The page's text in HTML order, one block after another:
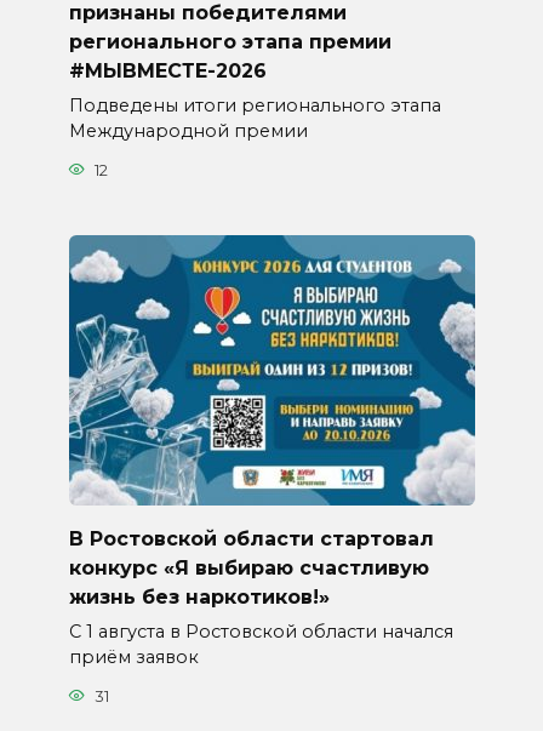
признаны победителями
регионального этапа премии
#МЫВМЕСТЕ-2026
Подведены итоги регионального этапа
Международной премии
12
В Ростовской области стартовал
конкурс «Я выбираю счастливую
жизнь без наркотиков!»
С 1 августа в Ростовской области начался
приём заявок
31